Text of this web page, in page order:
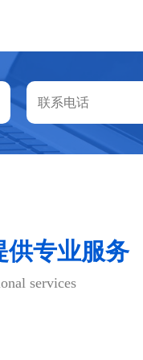
供专业服务
services